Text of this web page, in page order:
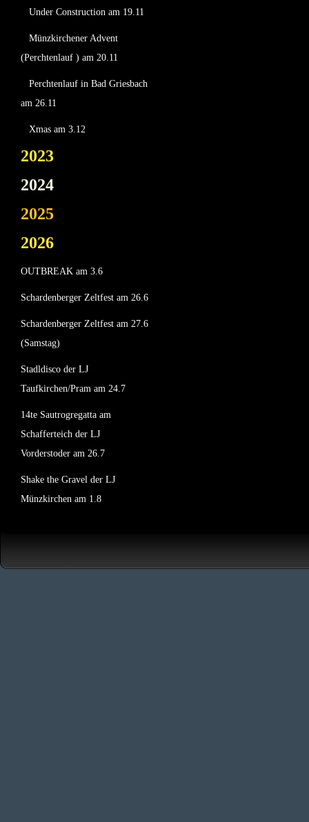
Under Construction am 19.11
Münzkirchener Advent
(Perchtenlauf ) am 20.11
Perchtenlauf in Bad Griesbach
am 26.11
Xmas am 3.12
2023
2024
2025
2026
OUTBREAK am 3.6
Schardenberger Zeltfest am 26.6
Schardenberger Zeltfest am 27.6
(Samstag)
Stadldisco der LJ
Taufkirchen/Pram am 24.7
14te Sautrogregatta am
Schafferteich der LJ
Vorderstoder am 26.7
Shake the Gravel der LJ
Münzkirchen am 1.8